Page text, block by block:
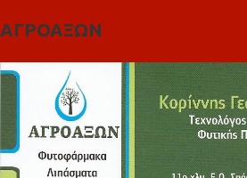
ΑΓΡΟΑΞΩΝ